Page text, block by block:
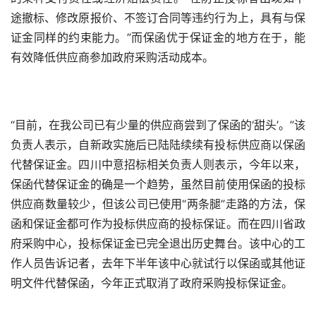
途撤标、修改原报价、不签订合同等违约行为上，具有与保
证金同样的约束能力。”而保函优于保证金的地方在于，能
有效降低供应商参加政府采购活动成本。
“目前，在我公司已有少量的供应商尝到了保函的‘甜头’。”该
负责人表示，自新政实施后已陆陆续续有投标供应商以保函
代替保证金。四川中意招标相关负责人则表示，今年以来，
保函代替保证金的确是一个趋势，虽然目前使用保函的投标
供应商数量较少，但该公司已使用“两条腿”走路的方法，保
函和保证金都可作为投标供应商的投标保证。而在四川省政
府采购中心，投标保证金已完全退出历史舞台。该中心的工
作人员告诉记者，去年下半年该中心就试行以保函或其他证
明文件代替保函，今年正式取消了政府采购投标保证金。